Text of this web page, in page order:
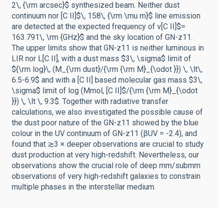
2\, {\rm arcsec}$ synthesized beam. Neither dust
continuum nor [C II]$\, 158\, {\rm \mu m}$ line emission
are detected at the expected frequency of ν[C II]$=
163.791\, \rm {GHz}$ and the sky location of GN-z11.
The upper limits show that GN-z11 is neither luminous in
LIR nor L[C II], with a dust mass $3\, \sigma$ limit of
${\rm log}\, (M_{\rm dust}/{\rm {\rm M}_{\odot }}) \, \lt\,
6.5-6.9$ and with a [C II] based molecular gas mass $3\,
\sigma$ limit of log (Mmol, [C II]$/{\rm {\rm M}_{\odot
}}) \, \lt \, 9.3$. Together with radiative transfer
calculations, we also investigated the possible cause of
the dust poor nature of the GN-z11 showed by the blue
colour in the UV continuum of GN-z11 (βUV = -2.4), and
found that ≳3 × deeper observations are crucial to study
dust production at very high-redshift. Nevertheless, our
observations show the crucial role of deep mm/submm
observations of very high-redshift galaxies to constrain
multiple phases in the interstellar medium.